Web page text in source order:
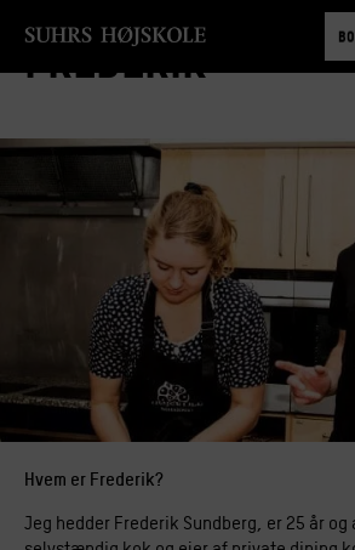
Frederik
Hvem er Frederik?
Jeg hedder Frederik Sundberg, er 25 år og